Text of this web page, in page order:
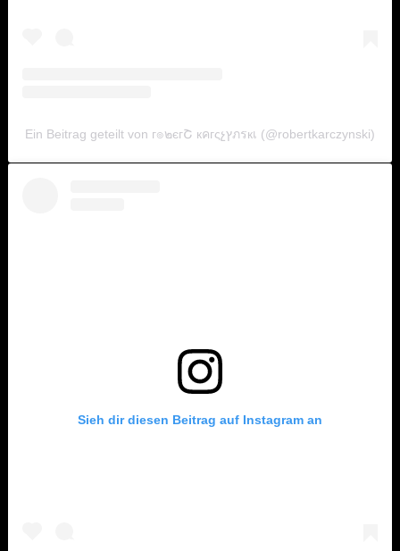
Ein Beitrag geteilt von г๏๒єгՇ кคгςչץภรкเ (@robertkarczynski)
Sieh dir diesen Beitrag auf Instagram an